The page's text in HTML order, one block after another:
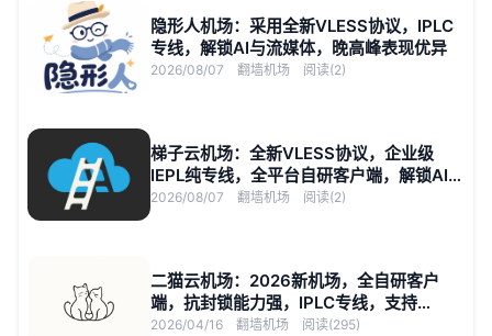
隐形人机场：采用全新VLESS协议，IPLC
专线，解锁AI与流媒体，晚高峰表现优异
2026/08/07 翻墙机场 阅读(2)
梯子云机场：全新VLESS协议，企业级
IEPL纯专线，全平台自研客户端，解锁AI与
流媒体
2026/08/07 翻墙机场 阅读(2)
二猫云机场：2026新机场，全自研客户
端，抗封锁能力强，IPLC专线，支持
YouTube 8K
2026/04/16 翻墙机场 阅读(295)